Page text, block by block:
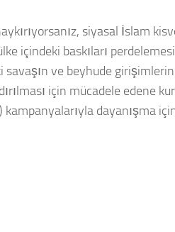
siyasal İslam
içindeki baskıları
savaşın ve beyhude
için mücadele edene
dayanışma